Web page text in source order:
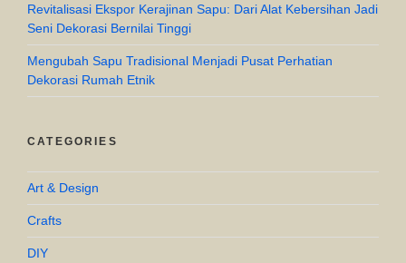
Revitalisasi Ekspor Kerajinan Sapu: Dari Alat Kebersihan Jadi
Seni Dekorasi Bernilai Tinggi
Mengubah Sapu Tradisional Menjadi Pusat Perhatian
Dekorasi Rumah Etnik
CATEGORIES
Art & Design
Crafts
DIY